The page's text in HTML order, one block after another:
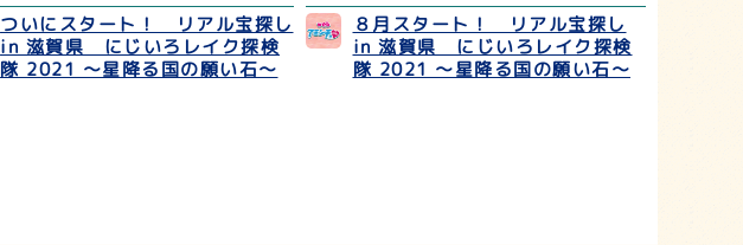
ついにスタート！ リアル宝探し
in 滋賀県 にじいろレイク探検
隊 2021 ～星降る国の願い石～
８月スタート！ リアル宝探し
in 滋賀県 にじいろレイク探検
隊 2021 ～星降る国の願い石～